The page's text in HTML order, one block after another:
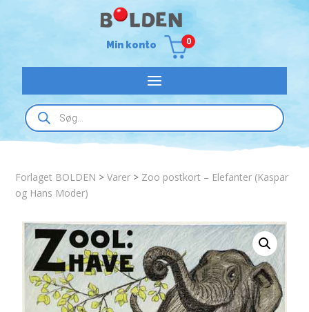
Min konto 0
Products
search
Forlaget BOLDEN >Varer > Zoo postkort – Elefanter (Kaspar
og Hans Moder)